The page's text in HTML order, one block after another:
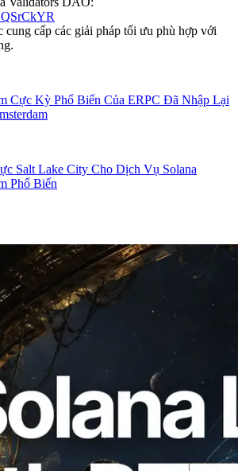
cung cấp các giải pháp tối ưu phù hợp với
Cực Kỳ Phổ Biến Của ERPC Đã Nhập Lại
Salt Lake City Cho Dịch Vụ Solana
Phổ Biến
Solana Leader Slot API